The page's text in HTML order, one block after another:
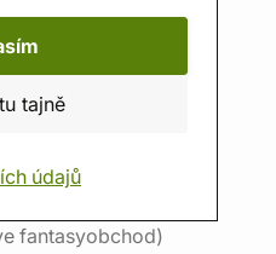
tajně
údajů
fantasyobchod)